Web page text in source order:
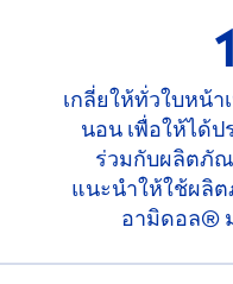
1
เกลี่ยให้ทั่วใบหน้
นอน เพื่อให้ได้
ร่วมกับผลิตภั
แนะนำให้ใช้ผลิ
อามิดอล®